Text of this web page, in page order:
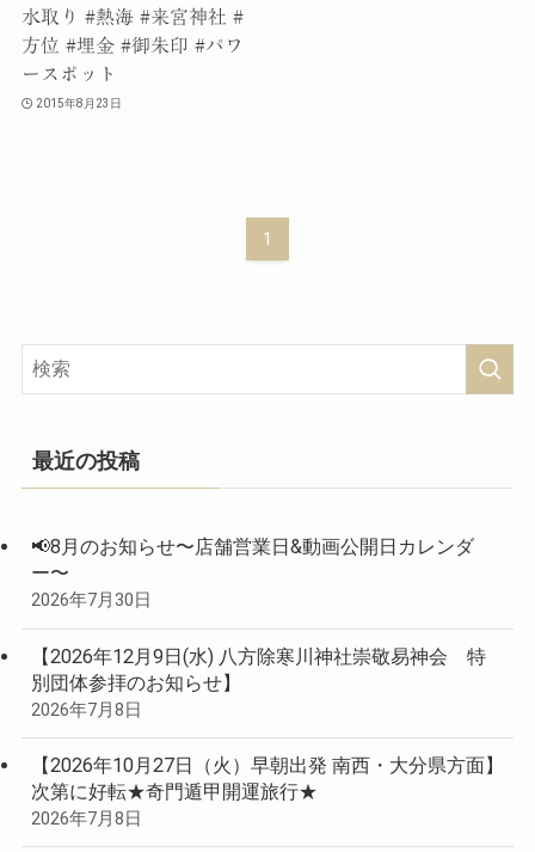
水取り #熱海 #来宮神社 #
方位 #埋金 #御朱印 #パワ
ースポット
2015年8月23日
1
最近の投稿
📢8月のお知らせ〜店舗営業日&動画公開日カレンダ
ー〜
2026年7月30日
【2026年12月9日(水) 八方除寒川神社崇敬易神会 特
別団体参拝のお知らせ】
2026年7月8日
【2026年10月27日（火）早朝出発 南西・大分県方面】
次第に好転★奇門遁甲開運旅行★
2026年7月8日